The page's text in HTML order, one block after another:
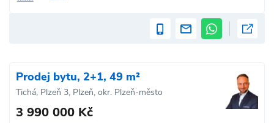
Prodej bytu, 2+1, 49 m²
Tichá, Plzeň 3, Plzeň, okr. Plzeň-město
3 990 000 Kč